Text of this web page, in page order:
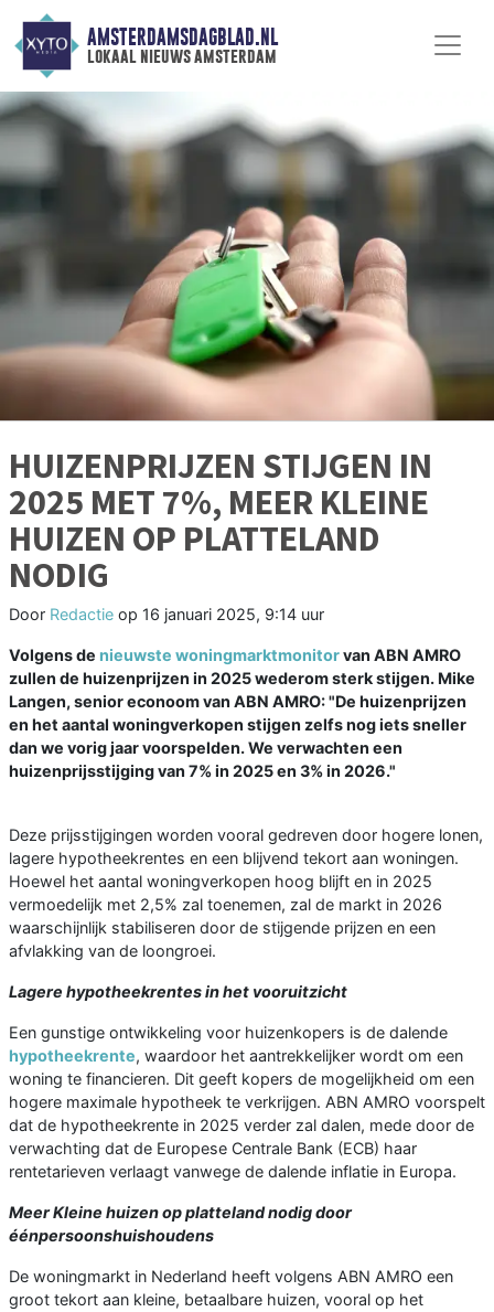
AMSTERDAMSDAGBLAD.NL
lokaal nieuws amsterdam
HUIZENPRIJZEN STIJGEN IN
2025 MET 7%, MEER KLEINE
HUIZEN OP PLATTELAND
NODIG
Door Redactie op 16 januari 2025, 9:14 uur
Volgens de nieuwste woningmarktmonitorvan ABN AMRO
zullen de huizenprijzen in 2025 wederom sterk stijgen. Mike
Langen, senior econoom van ABN AMRO: "De huizenprijzen
en het aantal woningverkopen stijgen zelfs nog iets sneller
dan we vorig jaar voorspelden. We verwachten een
huizenprijsstijging van 7% in 2025 en 3% in 2026."
Deze prijsstijgingen worden vooral gedreven door hogere lonen,
lagere hypotheekrentes en een blijvend tekort aan woningen.
Hoewel het aantal woningverkopen hoog blijft en in 2025
vermoedelijk met 2,5% zal toenemen, zal de markt in 2026
waarschijnlijk stabiliseren door de stijgende prijzen en een
afvlakking van de loongroei.
Lagere hypotheekrentes in het vooruitzicht
Een gunstige ontwikkeling voor huizenkopers is de dalende
hypotheekrente, waardoor het aantrekkelijker wordt om een
woning te financieren. Dit geeft kopers de mogelijkheid om een
hogere maximale hypotheek te verkrijgen. ABN AMRO voorspelt
dat de hypotheekrente in 2025 verder zal dalen, mede door de
verwachting dat de Europese Centrale Bank (ECB) haar
rentetarieven verlaagt vanwege de dalende inflatie in Europa.
Meer Kleine huizen op platteland nodig door
éénpersoonshuishoudens
De woningmarkt in Nederland heeft volgens ABN AMRO een
groot tekort aan kleine, betaalbare huizen, vooral op het